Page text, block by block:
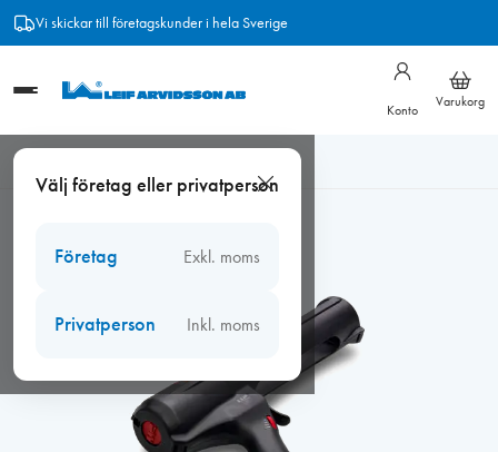
Hoppa
Vi skickar till företagskunder i hela Sverige
Konto
Varukorg
Välj företag eller privatperson
Företag Exkl. moms
Privatperson Inkl. moms
tryckluft (lättvikt) 0,3